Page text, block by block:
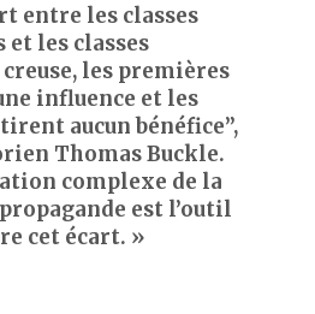
entre les classes
les classes
les premières
influence et les
tirent aucun bénéfice”,
Thomas Buckle.
complexe de la
est l’outil
cet écart. »